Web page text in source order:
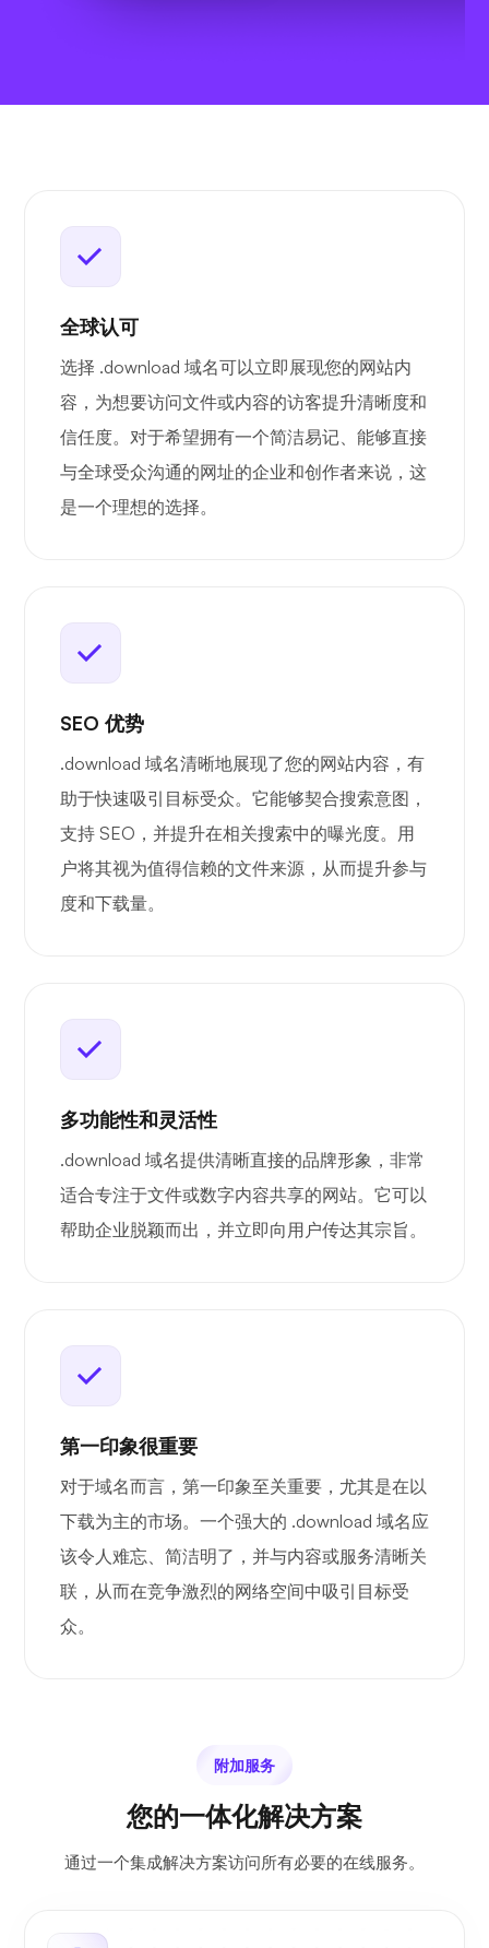
全球认可
选择 .download 域名可以立即展现您的网站内
容，为想要访问文件或内容的访客提升清晰度和
信任度。对于希望拥有一个简洁易记、能够直接
与全球受众沟通的网址的企业和创作者来说，这
是一个理想的选择。
SEO 优势
.download 域名清晰地展现了您的网站内容，有
助于快速吸引目标受众。它能够契合搜索意图，
支持 SEO，并提升在相关搜索中的曝光度。用
户将其视为值得信赖的文件来源，从而提升参与
度和下载量。
多功能性和灵活性
.download 域名提供清晰直接的品牌形象，非常
适合专注于文件或数字内容共享的网站。它可以
帮助企业脱颖而出，并立即向用户传达其宗旨。
第一印象很重要
对于域名而言，第一印象至关重要，尤其是在以
下载为主的市场。一个强大的 .download 域名应
该令人难忘、简洁明了，并与内容或服务清晰关
联，从而在竞争激烈的网络空间中吸引目标受
众。
附加服务
您的一体化解决方案
通过一个集成解决方案访问所有必要的在线服务。